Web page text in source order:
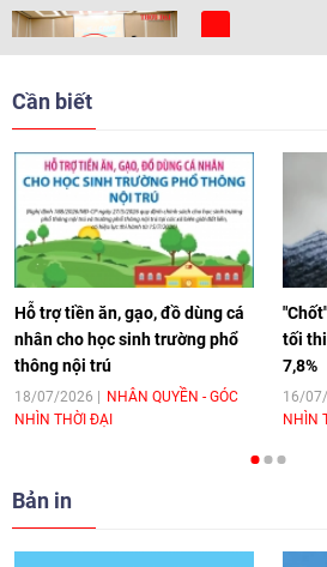
[Video] Trẻ em
[Video] Âm
hoá Việt Nam -
11:10 17/06/2026
[Video] Trao
hòa bình, hữu
cho Đại sứ
[Video] Nhân
Cần biết
Hỗ trợ tiền ăn, gạo, đồ dùng cá
nhân cho học sinh trường phổ
thông nội trú
18/07/2026
NHÂN QUYỀN - GÓC
NHÌN THỜI ĐẠI
tối
7,8%
16/
NHÌN
Bản in